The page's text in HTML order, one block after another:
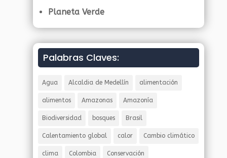
Planeta Verde
Palabras Claves:
Agua Alcaldia de Medellín alimentación
alimentos Amazonas Amazonía
Biodiversidad bosques Brasil
Calentamiento global calor Cambio climático
clima Colombia Conservación